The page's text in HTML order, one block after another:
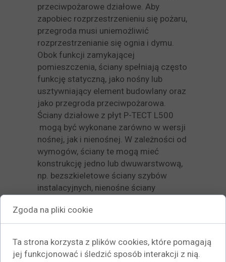
przeciwpożarowe działowe. Aby
zapobiec rozprzestrzenieniu się pożaru,
przegroda musi uniemożliwić
rozprzestrzenianie się ognia i dymu.
Obok funkcji zamykającej
pomieszczenia, ściany spełniają często
funkcję statyczną, jako nośny lub
usztywniający element budowlany oraz
jako przegroda przeciwpożarowa.
Ściany działowe z płyt P-TECT L500
mogą być wykonane zarówno w wersji
nośnej, jak i nienośnej. W zależności od
wymogów, ściany te mogą mieć
konstrukcję jedno lub dwuwarstwową,
np. bezszkieletowe ściany szybów
instalacyjnych, nienośne ściany
stalowych, nośne ściany na konstrukcji
stalowej, lub z podkonstrukcją
W ściany P-TECT L500 można
Zgoda na pliki cookie
Ta strona korzysta z plików cookies, które pomagają
jej funkcjonować i śledzić sposób interakcji z nią.